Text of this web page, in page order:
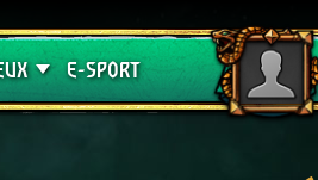
de jeux
E-SPORT